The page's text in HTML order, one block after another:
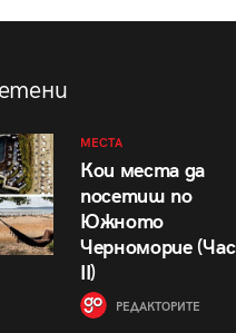
МЕСТА
Кои места да
посетиш по
Южното
Черноморие
II)
РЕДАКТОРИТЕ